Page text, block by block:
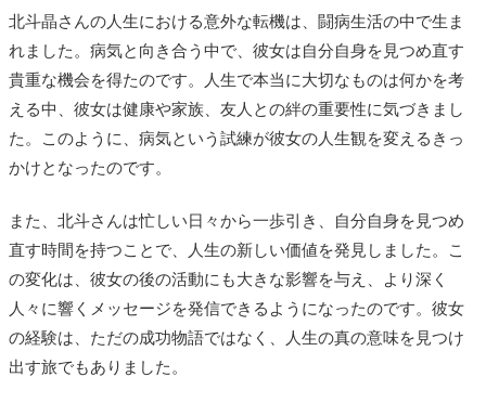
北斗晶さんの人生における意外な転機は、闘病生活の中で生ま
れました。病気と向き合う中で、彼女は自分自身を見つめ直す
貴重な機会を得たのです。人生で本当に大切なものは何かを考
える中、彼女は健康や家族、友人との絆の重要性に気づきまし
た。このように、病気という試練が彼女の人生観を変えるきっ
かけとなったのです。
また、北斗さんは忙しい日々から一歩引き、自分自身を見つめ
直す時間を持つことで、人生の新しい価値を発見しました。こ
の変化は、彼女の後の活動にも大きな影響を与え、より深く
人々に響くメッセージを発信できるようになったのです。彼女
の経験は、ただの成功物語ではなく、人生の真の意味を見つけ
出す旅でもありました。